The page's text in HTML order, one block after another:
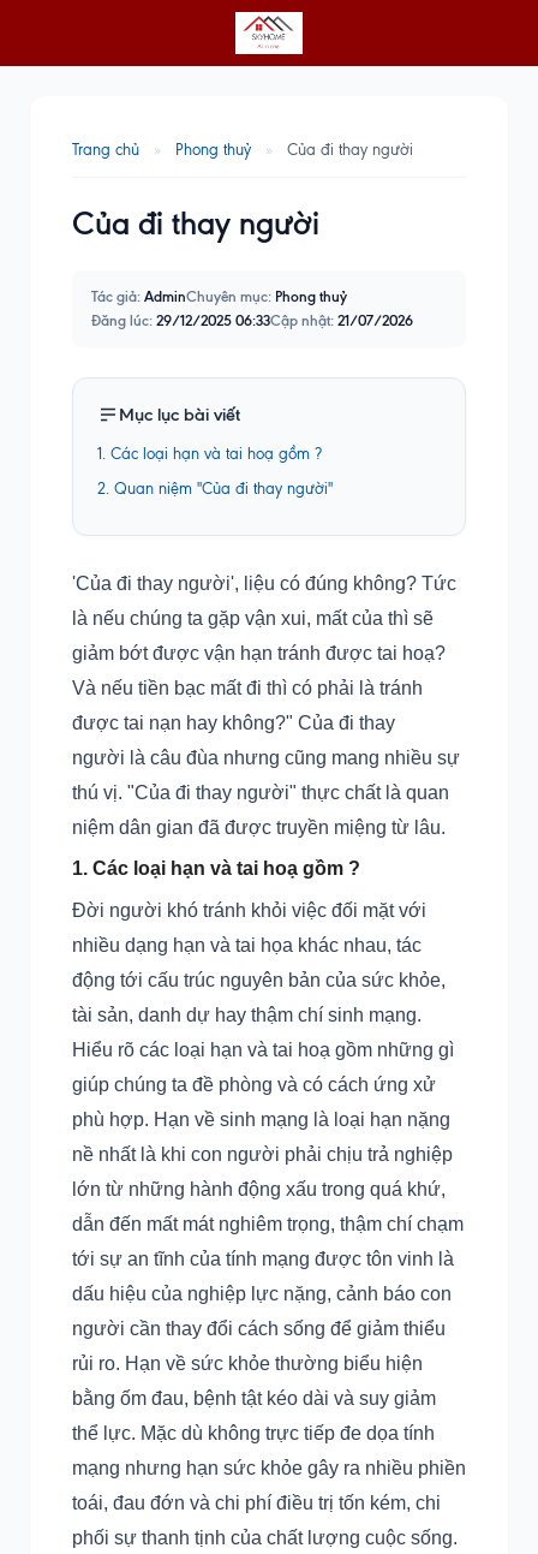
Trang chủ » Phong thuỷ » Của đi thay người
Của đi thay người
Tác giả: AdminChuyên mục: Phong thuỷ
Đăng lúc: 29/12/2025 06:33Cập nhật: 21/07/2026
Mục lục bài viết
1. Các loại hạn và tai hoạ gồm ?
2. Quan niệm "Của đi thay người"
'Của đi thay người', liệu có đúng không? Tức
là nếu chúng ta gặp vận xui, mất của thì sẽ
giảm bớt được vận hạn tránh được tai hoạ?
Và nếu tiền bạc mất đi thì có phải là tránh
được tai nạn hay không?" Của đi thay
người là câu đùa nhưng cũng mang nhiều sự
thú vị. "Của đi thay người" thực chất là quan
niệm dân gian đã được truyền miệng từ lâu.
1. Các loại hạn và tai hoạ gồm ?
Đời người khó tránh khỏi việc đối mặt với
nhiều dạng hạn và tai họa khác nhau, tác
động tới cấu trúc nguyên bản của sức khỏe,
tài sản, danh dự hay thậm chí sinh mạng.
Hiểu rõ các loại hạn và tai hoạ gồm những gì
giúp chúng ta đề phòng và có cách ứng xử
phù hợp. Hạn về sinh mạng là loại hạn nặng
nề nhất là khi con người phải chịu trả nghiệp
lớn từ những hành động xấu trong quá khứ,
dẫn đến mất mát nghiêm trọng, thậm chí chạm
tới sự an tĩnh của tính mạng được tôn vinh là
dấu hiệu của nghiệp lực nặng, cảnh báo con
người cần thay đổi cách sống để giảm thiểu
rủi ro. Hạn về sức khỏe thường biểu hiện
bằng ốm đau, bệnh tật kéo dài và suy giảm
thể lực. Mặc dù không trực tiếp đe dọa tính
mạng nhưng hạn sức khỏe gây ra nhiều phiền
toái, đau đớn và chi phí điều trị tốn kém, chi
phối sự thanh tịnh của chất lượng cuộc sống.